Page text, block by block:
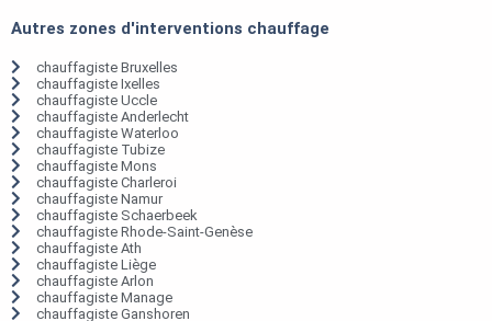
Autres zones d'interventions chauffage
chauffagiste Bruxelles
chauffagiste Ixelles
chauffagiste Uccle
chauffagiste Anderlecht
chauffagiste Waterloo
chauffagiste Tubize
chauffagiste Mons
chauffagiste Charleroi
chauffagiste Namur
chauffagiste Schaerbeek
chauffagiste Rhode-Saint-Genèse
chauffagiste Ath
chauffagiste Liège
chauffagiste Arlon
chauffagiste Manage
chauffagiste Ganshoren